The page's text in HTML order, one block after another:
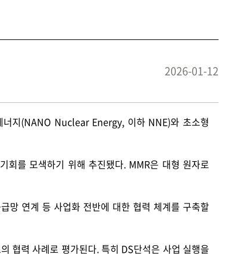
2026-01-12
지(NANO Nuclear Energy, 이하 NNE)와 초소형
회를 모색하기 위해 추진됐다. MMR은 대형 원자로
연계 등 사업화 전반에 대한 협력 체계를 구축할
협력 사례로 평가된다.특히 DS단석은 사업 실행을